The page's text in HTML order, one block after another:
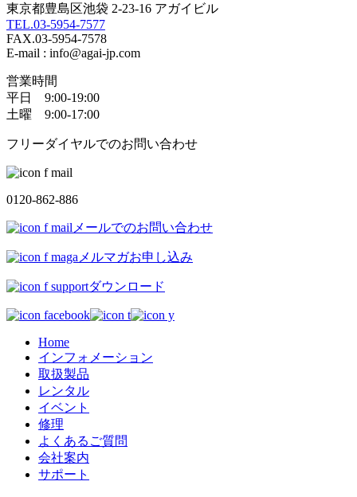
東京都豊島区池袋 2-23-16 アガイビル
TEL.03-5954-7577
FAX.03-5954-7578
E-mail : info@agai-jp.com
営業時間
平日 9:00-19:00
土曜 9:00-17:00
フリーダイヤルでのお問い合わせ
0120-862-886
メールでのお問い合わせ
メルマガお申し込み
ダウンロード
Home
インフォメーション
取扱製品
レンタル
イベント
修理
よくあるご質問
会社案内
サポート